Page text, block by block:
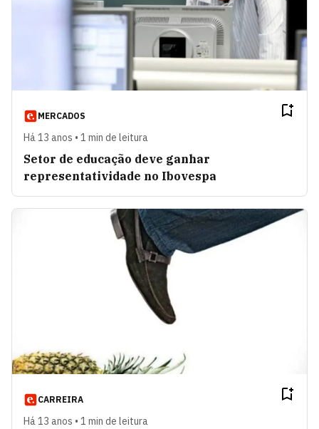
MERCADOS
Há 13 anos • 1 min de leitura
Setor de educação deve ganhar
representatividade no Ibovespa
CARREIRA
Há 13 anos • 1 min de leitura